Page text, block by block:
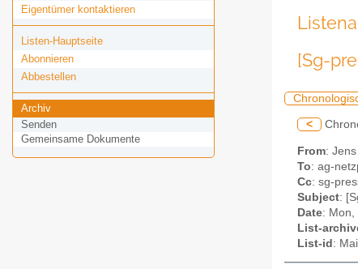
Eigentümer kontaktieren
Listen-Hauptseite
Abonnieren
Abbestellen
Archiv
Senden
Gemeinsame Dokumente
[Sg-
<
From:
To: ag-
Cc: sg-
Subject:
Date: Mon,
List-
List-id :